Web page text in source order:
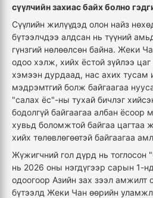
сүүлчийн захиас байх болно
Сүүлийн жилүүдэд олон найз
бүтээлчдээ алдсан нь түүний
гүнзгий нөлөөлсөн байна. Жеки
одоо хэлж, хийх ёстой зүйлээ
хэмээн дурдаад, нас ахих тусам
мэдрэмтгий болж байгаагаа
"салах ёс"-ны тухай бичлэг
бодолгүй байгаагаа албан
хувьд боломжтой байгаа цагтаа
хийх төлөвлөгөөтэй байгаагаа
Жүжигчний гол дүрд нь тоглосон
нь 2026 оны нэгдүгээр сарын 1-
одоогоор Азийн зах зээл амжилт
бүтээлд Жеки Чан өөрийн